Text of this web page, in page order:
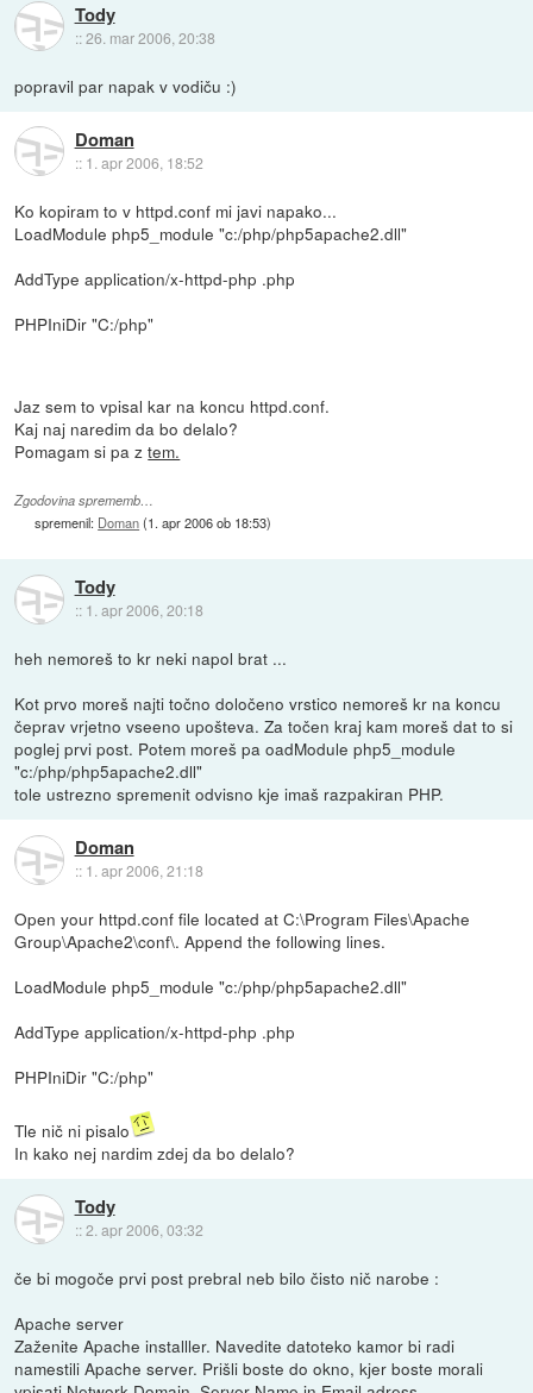
Tody
::26. mar 2006, 20:38
popravil par napak v vodiču :)
Doman
:: 1. apr 2006, 18:52
Ko kopiram to v httpd.conf mi javi napako...
LoadModule php5_module "c:/php/php5apache2.dll"
AddType application/x-httpd-php .php
PHPIniDir "C:/php"
Jaz sem to vpisal kar na koncu httpd.conf.
Kaj naj naredim da bo delalo?
Pomagam si pa ztem.
Zgodovina sprememb…
spremenil: Doman(1. apr 2006 ob 18:53)
Tody
:: 1. apr 2006, 20:18
heh nemoreš to kr neki napol brat ...
Kot prvo moreš najti točno določeno vrstico nemoreš kr na koncu
čeprav vrjetno vseeno upošteva. Za točen kraj kam moreš dat to si
poglej prvi post. Potem moreš pa oadModule php5_module
"c:/php/php5apache2.dll"
tole ustrezno spremenit odvisno kje imaš razpakiran PHP.
Doman
:: 1. apr 2006, 21:18
Open your httpd.conf file located at C:\Program Files\Apache
Group\Apache2\conf\. Append the following lines.
LoadModule php5_module "c:/php/php5apache2.dll"
AddType application/x-httpd-php .php
PHPIniDir "C:/php"
Tle nič ni pisalo
In kako nej nardim zdej da bo delalo?
Tody
::2. apr 2006, 03:32
če bi mogoče prvi post prebral neb bilo čisto nič narobe :
Apache server
Zaženite Apache installler. Navedite datoteko kamor bi radi
namestili Apache server. Prišli boste do okno, kjer boste morali